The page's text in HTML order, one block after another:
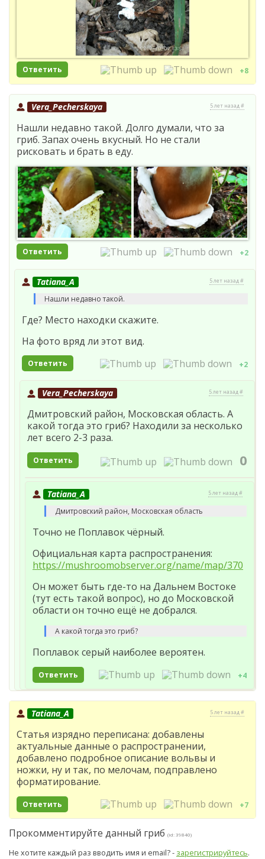
Ответить +8
Vera_Pecherskaya 5 лет назад #
Нашли недавно такой. Долго думали, что за
гриб. Запах очень вкусный. Но не стали
рисковать и брать в еду.
Ответить +2
Tatiana_A 5 лет назад #
Нашли недавно такой.
Где? Место находки скажите.
На фото вряд ли этот вид.
Ответить +2
Vera_Pecherskaya 5 лет назад #
Дмитровский район, Московская область. А
какой тогда это гриб? Находили за несколько
лет всего 2-3 раза.
Ответить 0
Tatiana_A 5 лет назад #
Дмитровский район, Московская область
Точно не Поплавок чёрный.
Официальная карта распространения:
https://mushroomobserver.org/name/map/370
Он может быть где-то на Дальнем Востоке
(тут есть такой вопрос), но до Московской
области он точно ещё не добрался.
А какой тогда это гриб?
Поплавок серый наиболее вероятен.
Ответить +4
Tatiana_A 5 лет назад #
Статья изрядно переписана: добавлены
актуальные данные о распространении,
добавлено подробное описание вольвы и
ножки, ну и так, по мелочам, подправлено
форматирование.
Ответить +7
Прокомментируйте данный гриб (id: 39840)
Не хотите каждый раз вводить имя и email? - зарегистрируйтесь.